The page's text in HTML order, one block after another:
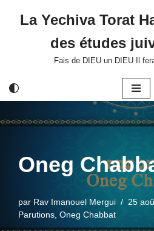
La Yechiva Torat
des études
Fais de DIEU un DIEU Il
Oneg
par Rav Imanouel Mergui
25
Parutions Oneg Chabbat